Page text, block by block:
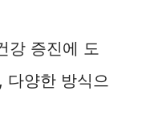
강 증진에 도
다양한 방식으